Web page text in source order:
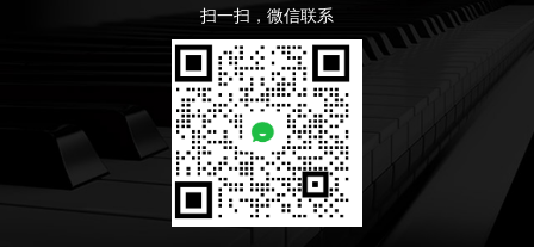
扫一扫，微信联系